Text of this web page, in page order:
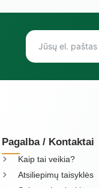
Pagalba / Kontaktai
Kaip tai veikia?
Atsiliepimų taisyklės